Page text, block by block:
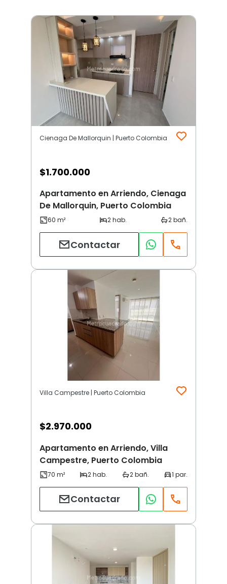
Cienaga De Mallorquin | Puerto Colombia
$1.700.000
Apartamento en Arriendo, Cienaga
De Mallorquin, Puerto Colombia
Contactar
Villa Campestre | Puerto Colombia
$2.970.000
Apartamento en Arriendo, Villa
Campestre, Puerto Colombia
Contactar